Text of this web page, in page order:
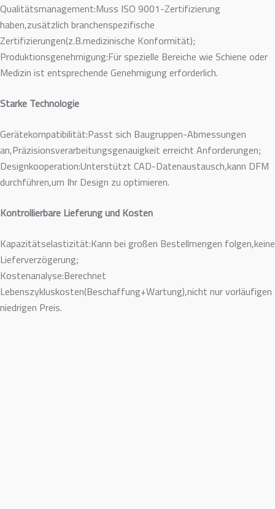
Qualitätsmanagement:Muss ISO 9001-Zertifizierung
haben,zusätzlich branchenspezifische
Zertifizierungen(z.B.medizinische Konformität);
Produktionsgenehmigung:Für spezielle Bereiche wie Schiene oder
Medizin ist entsprechende Genehmigung erforderlich.
Starke Technologie
Gerätekompatibilität:Passt sich Baugruppen-Abmessungen
an,Präzisionsverarbeitungsgenauigkeit erreicht Anforderungen;
Designkooperation:Unterstützt CAD-Datenaustausch,kann DFM
durchführen,um Ihr Design zu optimieren.
Kontrollierbare Lieferung und Kosten
Kapazitätselastizität:Kann bei großen Bestellmengen folgen,keine
Lieferverzögerung;
Kostenanalyse:Berechnet
Lebenszykluskosten(Beschaffung+Wartung),nicht nur vorläufigen
niedrigen Preis.